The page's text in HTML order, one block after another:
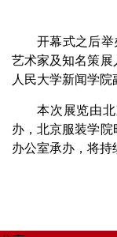
开幕式之后举
艺术家及知名策
人民大学新闻学院
本次展览由
办，北京服装学
办公室承办，将持